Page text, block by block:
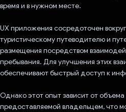
время и в нужном месте.
UX приложения сосредоточен
туристическому путеводителю и
размещения посредством
пребывания. Для улучшения этих
обеспечивают быстрый доступ к
Однако этот опыт зависит от
предоставляемой владельцем, что